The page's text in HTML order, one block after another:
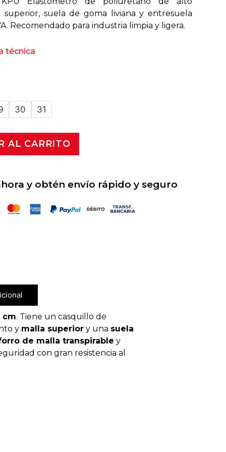
superior, suela de goma liviana y entresuela
Recomendado para industria limpia y ligera.
técnica
30 31
AL CARRITO
y obtén envío rápido y seguro
cm. Tiene un casquillo de
y malla superior y una suela
de malla transpirable y
con gran resistencia al